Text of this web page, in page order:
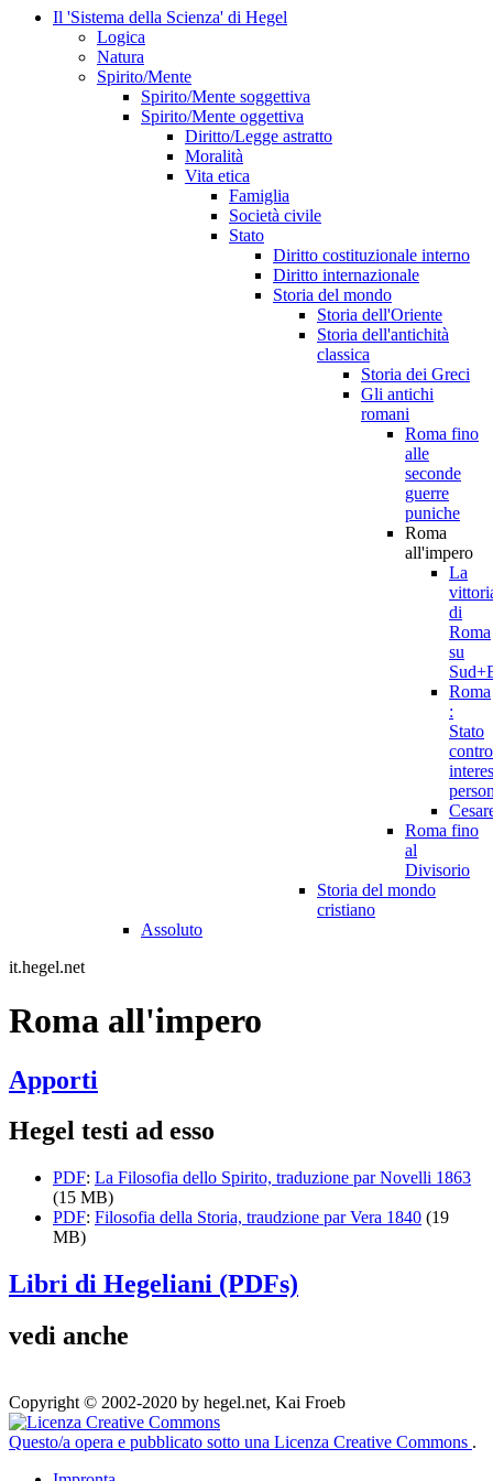
Il 'Sistema della Scienza' di Hegel
Logica
Natura
Spirito/Mente
Spirito/Mente soggettiva
Spirito/Mente oggettiva
Diritto/Legge astratto
Moralità
Vita etica
Famiglia
Società civile
Stato
Diritto costituzionale interno
Diritto internazionale
Storia del mondo
Storia dell'Oriente
Storia dell'antichità
classica
Storia dei Greci
Gli antichi
romani
Roma fino
alle
seconde
guerre
puniche
Roma
all'impero
La
di
Roma
su
Roma
:
Stato
contro
Roma fino
al
Divisorio
Storia del mondo
cristiano
Assoluto
it.hegel.net
Roma all'impero
Apporti
Hegel testi ad esso
PDF: La Filosofia dello Spirito, traduzione par Novelli 1863
(15 MB)
PDF: Filosofia della Storia, traudzione par Vera 1840 (19
MB)
Libri di Hegeliani (PDFs)
vedi anche
Copyright © 2002-2020 by hegel.net, Kai Froeb
Questo/a opera e pubblicato sotto una Licenza Creative Commons .